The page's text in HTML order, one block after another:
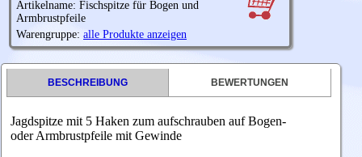
Artikelname: Fischspitze für Bogen und
Armbrustpfeile
Warengruppe: alle Produkte anzeigen
BESCHREIBUNG BEWERTUNGEN
Jagdspitze mit 5 Haken zum aufschrauben auf Bogen-
oder Armbrustpfeile mit Gewinde